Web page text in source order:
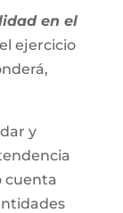
en el
ejercicio
y
cuenta